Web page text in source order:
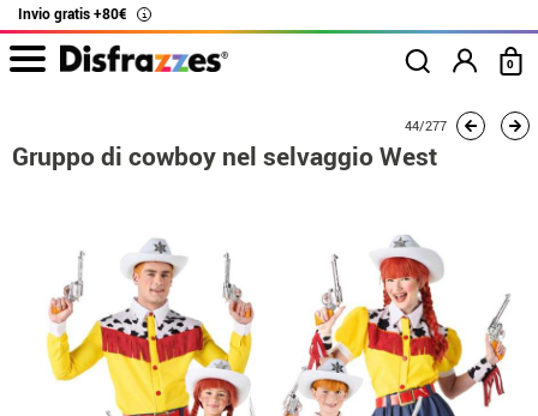
Invio gratis +80€ i
0
Gruppo di cowboy nel
44/277
Gruppo di cowboy nel selvaggio West